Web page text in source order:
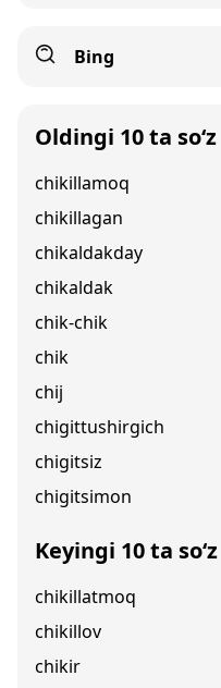
Bing
Oldingi 10 ta so‘z
chikillamoq
chikillagan
chikaldakday
chikaldak
chik-chik
chik
chij
chigittushirgich
chigitsiz
chigitsimon
Keyingi 10 ta so‘z
chikillatmoq
chikillov
chikir